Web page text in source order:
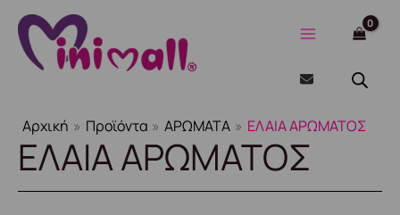
Μετάβαση
στο
περιεχόμενο
Αρχική Προϊόντα ΑΡΩΜΑΤΑ ΕΛΑΙΑ ΑΡΩΜΑΤΟΣ
ΕΛΑΙΑ ΑΡΩΜΑΤΟΣ